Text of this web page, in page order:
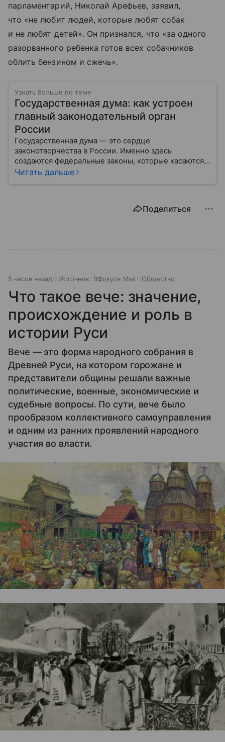
парламентарий, Николай Арефьев, заявил,
что «не любит людей, которые любят собак
и не любят детей». Он признался, что «за одного
разорванного ребенка готов всех собачников
облить бензином и сжечь».
Узнать больше по теме
Государственная дума: как устроен
главный законодательный орган
России
Государственная дума — это сердце
законотворчества в России. Именно здесь
создаются федеральные законы, которые касаются
жизни каждого гражданина: от образования и
Читать дальше
Поделиться
5 часов назад Источник: ВФокусе Mail Общество
Что такое вече: значение,
происхождение и роль в
истории Руси
Вече — это форма народного собрания в
Древней Руси, на котором горожане и
представители общины решали важные
политические, военные, экономические и
судебные вопросы. По сути, вече было
прообразом коллективного самоуправления
и одним из ранних проявлений народного
участия во власти.